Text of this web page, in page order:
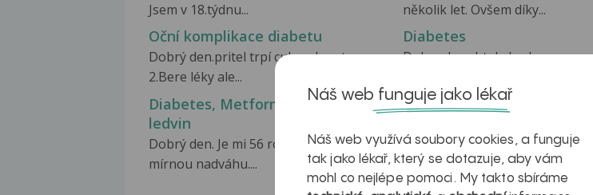
Jsem v 18.týdnu...
několik let. Ovšem díky...
Oční komplikace diabetu
Dobrý den.pritel trpí cukrovkou typu
2.Bere léky ale...
Diabetes
Dobry den,chtela bych se
Diabetes, Metformin a bolesti
ledvin
Dobrý den. Je mi 56 roků, žena. Mám
mírnou nadváhu....
Diabetes?
z niceho nic...
Náš web funguje jako lékař
Náš web využívá soubory cookies, a funguje
tak jako lékař, který se dotazuje, aby vám
mohl co nejlépe pomoci. My takto sbíráme